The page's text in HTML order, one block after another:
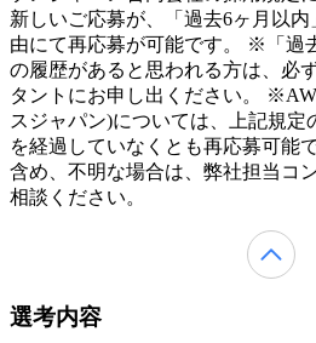
新しいご応募が、「過去6ヶ月以
由にて再応募が可能です。 ※「過
の履歴があると思われる方は、必
タントにお申し出ください。
スジャパン)については、上記規定
を経過していなくとも再応募可能
含め、不明な場合は、弊社担当コ
相談ください。
選考内容